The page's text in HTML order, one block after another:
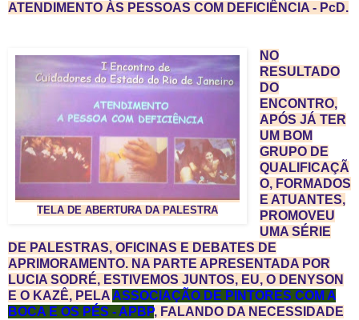
ATENDIMENTO ÀS PESSOAS COM DEFICIÊNCIA - PcD.
TELA DE ABERTURA DA PALESTRA
NO
RESULTADO
DO
ENCONTRO,
APÓS JÁ TER
UM BOM
GRUPO DE
QUALIFICAÇÃ
O, FORMADOS
E ATUANTES,
PROMOVEU
UMA SÉRIE
DE PALESTRAS, OFICINAS E DEBATES DE
APRIMORAMENTO. NA PARTE APRESENTADA POR
LUCIA SODRÉ, ESTIVEMOS JUNTOS, EU, O DENYSON
E O KAZÊ, PELA ASSOCIAÇÃO DE PINTORES COM A
BOCA E OS PÉS - APBP, FALANDO DA NECESSIDADE